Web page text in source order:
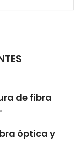
de fibra
óptica y